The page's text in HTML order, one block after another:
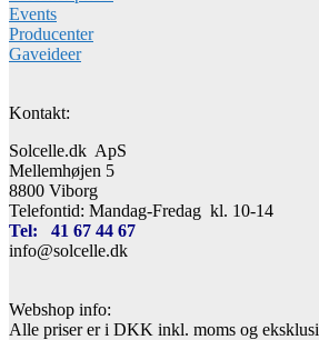
Events
Producenter
Gaveideer
Kontakt:
Solcelle.dk ApS
Mellemhøjen 5
8800 Viborg
Telefontid: Mandag-Fredag kl. 10-14
Tel: 41 67 44 67
info@solcelle.dk
Webshop info:
Alle priser er i DKK inkl. moms og